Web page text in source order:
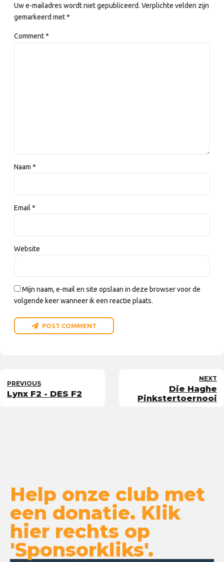
Uw e-mailadres wordt niet gepubliceerd. Verplichte velden zijn
gemarkeerd met *
Comment*
Naam *
Email *
Website
Mijn naam, e-mail en site opslaan in deze browser voor de
volgende keer wanneer ik een reactie plaats.
POST COMMENT
PREVIOUS
Lynx F2 - DES F2
NEXT
Die Haghe
Pinkstertoernooi
Help onze club met
een donatie. Klik
hier rechts op
'Sponsorkliks'.